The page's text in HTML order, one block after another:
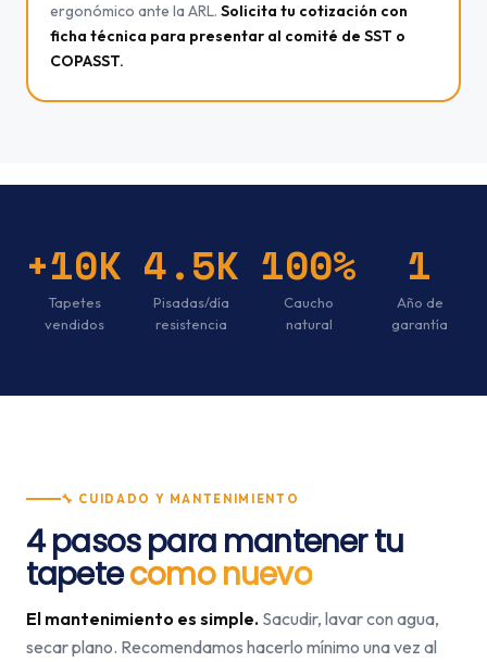
ergonómico ante la ARL. Solicita tu cotización con
ficha técnica para presentar al comité de SST o
COPASST.
+10K
Tapetes
vendidos
4.5K
Pisadas/día
resistencia
100%
Caucho
natural
1
Año de
garantía
🔧 CUIDADO Y MANTENIMIENTO
4 pasos para mantener tu
tapetecomo nuevo
El mantenimiento es simple. Sacudir, lavar con agua,
secar plano. Recomendamos hacerlo mínimo una vez al